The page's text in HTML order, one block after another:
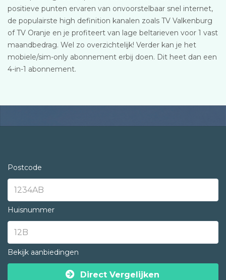
positieve punten ervaren van onvoorstelbaar snel internet,
de populairste high definition kanalen zoals TV Valkenburg
of TV Oranje en je profiteert van lage beltarieven voor 1 vast
maandbedrag. Wel zo overzichtelijk! Verder kan je het
mobiele/sim-only abonnement erbij doen. Dit heet dan een
4-in-1 abonnement.
Postcode
Huisnummer
Bekijk aanbiedingen
Direct Vergelijken